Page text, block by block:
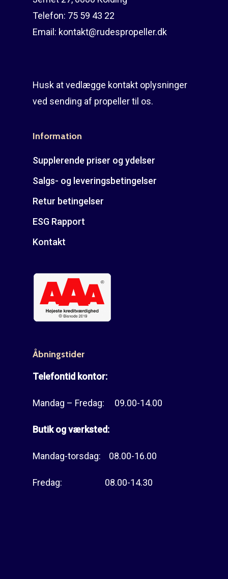
Telefon: 75 59 43 22
Email: kontakt@rudespropeller.dk
Husk at vedlægge kontakt oplysninger
ved sending af propeller til os.
Information
Supplerende priser og ydelser
Salgs- og leveringsbetingelser
Retur betingelser
ESG Rapport
Kontakt
Åbningstider
Telefontid kontor:
Mandag – Fredag: 09.00-14.00
Butik og værksted:
Mandag-torsdag: 08.00-16.00
Fredag: 08.00-14.30
Afmontering af propel
venstre?
Ring på 75 59 43
T: 75 59 43 22